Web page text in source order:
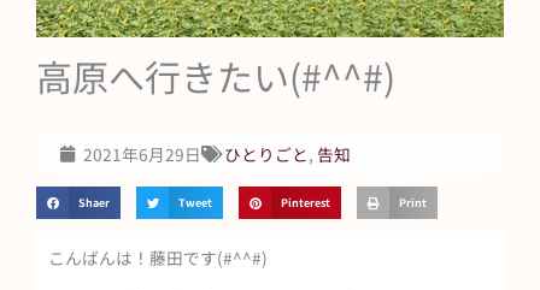
高原へ行きたい(#^^#)
2021年6月29日 ひとりごと , 告知
Shaer Tweet Pinterest Print
こんばんは！藤田です(#^^#)